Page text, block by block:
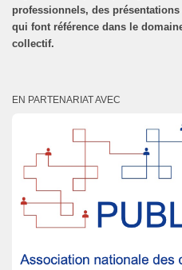
professionnels, des
qui font référence dans le
collectif.
EN PARTENARIAT AVEC